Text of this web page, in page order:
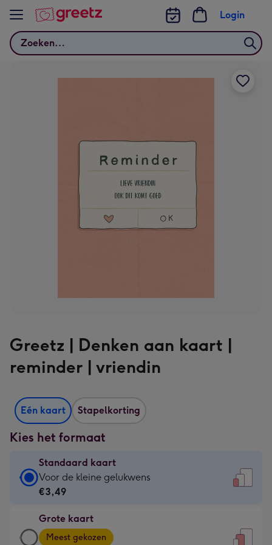
Bekijk meer
Zoeken
Login
Greetz | Denken aan kaart |
reminder | vriendin
Eén kaart Stapelkorting
Kies het formaat
Standaard kaart
Standaard
kaart
€3,49
-
Voor de kleine gelukwens
€3,49
Grote kaart
Grote
Meest gekozen